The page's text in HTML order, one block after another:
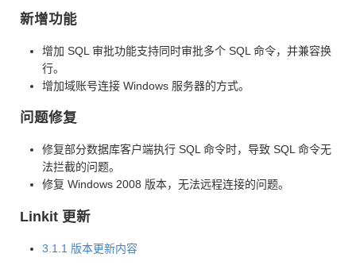
新增功能
增加 SQL 审批功能支持同时审批多个 SQL 命令，并兼容换
行。
增加域账号连接 Windows 服务器的方式。
问题修复
修复部分数据库客户端执行 SQL 命令时，导致 SQL 命令无
法拦截的问题。
修复 Windows 2008 版本，无法远程连接的问题。
Linkit 更新
3.1.1 版本更新内容